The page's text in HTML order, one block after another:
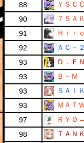
88
ＹＳＣ
90
７ＳＡ
91
Ｈｉｒ
92
ＡＣ－
93
Ｄ．Ｅ
93
Ｂ－Ｍ
93
ＳＡＩ
93
ＭＡＴ
97
ＲＹＯ
98
ＴＡＮ